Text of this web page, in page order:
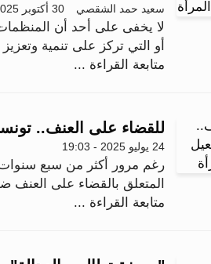
سعيد حمد الشقصي 30 أكتوبر 2025 - 13:52
لا يخفى على أحد أن المنظمات
أو التي تركز على تنمية
متابعة القراءة ...
للقضاء على العنف..
24 يوليو 2025 - 19:03
المتعلق بالقضاء على العنف
متابعة القراءة ...